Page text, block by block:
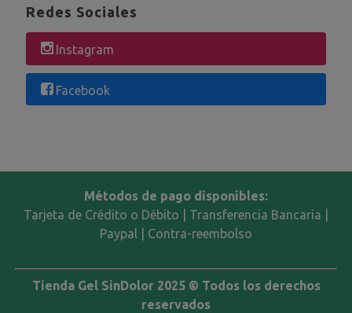
Redes Sociales
Instagram
Facebook
Métodos de pago disponibles:
Tarjeta de Crédito o Débito | Transferencia Bancaria |
Paypal | Contra-reembolso
Tienda Gel SinDolor 2025 © Todos los derechos
reservados